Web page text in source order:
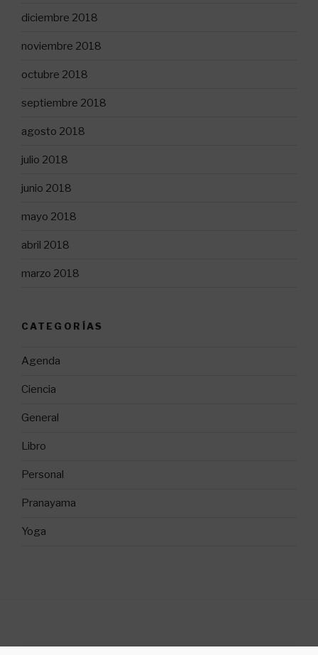
diciembre 2018
noviembre 2018
octubre 2018
septiembre 2018
agosto 2018
julio 2018
junio 2018
mayo 2018
abril 2018
marzo 2018
CATEGORÍAS
Agenda
Ciencia
General
Libro
Personal
Pranayama
Yoga